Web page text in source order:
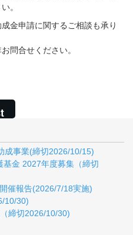
。
金申請に関するご相談も承り
問合せください。
成事業(締切2026/10/15)
金 2027年度募集（締切
催報告(2026/7/18実施)
10/30)
締切2026/10/30)